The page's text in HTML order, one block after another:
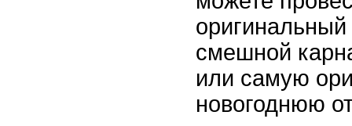
смешной
или самую
новогоднюю